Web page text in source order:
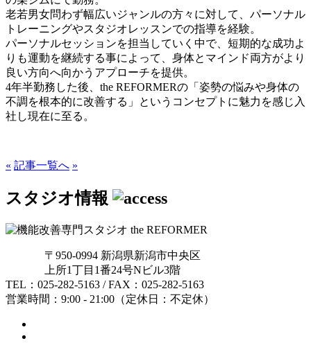
老若男女問わず幅広いジャンルの方々に対して、パーソナル
トレーニングやスタジオレッスンでの指導を経験。
パーソナルセッションを担当していく中で、短期的な成功よ
りも運動を継続する事によって、身体とマインド両方がより
良い方向へ向かうアプローチを提供。
4年半勤務した後、the REFORMERの「姿勢の悩みや身体の
不調を根本的に改善する」というコンセプトに魅力を感じ入
社し現在に至る。
« 記事一覧へ »
スタジオ情報
〒950-0994 新潟県新潟市中央区
上所1丁目1番24号Nビル3階
TEL：025-282-5163 / FAX：025-282-5163
営業時間：9:00 - 21:00（定休日：不定休）